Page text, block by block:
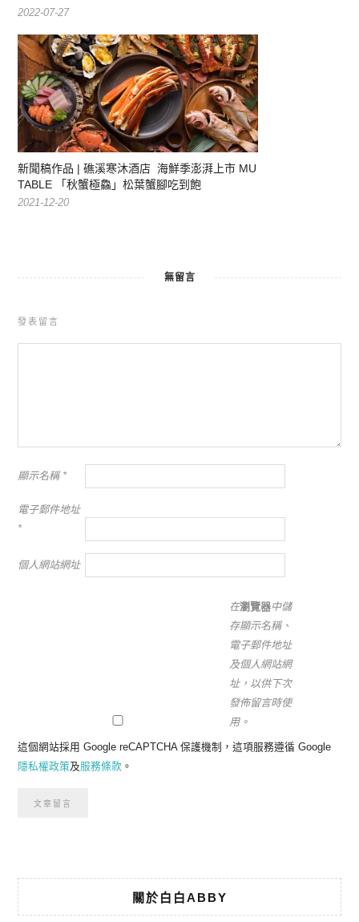
2022-07-27
新聞稿作品 | 礁溪寒沐酒店 海鮮季澎湃上市 MU
TABLE 「秋蟹極鱻」松葉蟹腳吃到飽
2021-12-20
無留言
發表留言
顯示名稱 *
電子郵件地址
*
個人網站網址
在瀏覽器中儲
存顯示名稱、
電子郵件地址
及個人網站網
址，以供下次
發佈留言時使
用。
這個網站採用 Google reCAPTCHA 保護機制，這項服務遵循 Google
隱私權政策及服務條款 。
關於白白ABBY